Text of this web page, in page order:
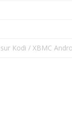
Kodi / XBMC